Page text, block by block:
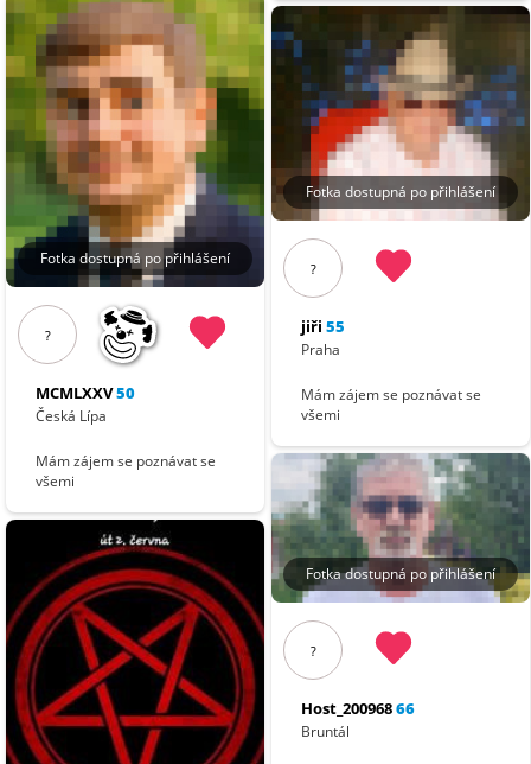
Fotka dostupná po přihlášení
?
MCMLXXV50
Česká Lípa
Mám zájem se poznávat se
všemi
Fotka dostupná po přihlášení
?
jiři 55
Praha
Mám zájem se poznávat se
všemi
Fotka dostupná po přihlášení
?
Host_20096866
Bruntál